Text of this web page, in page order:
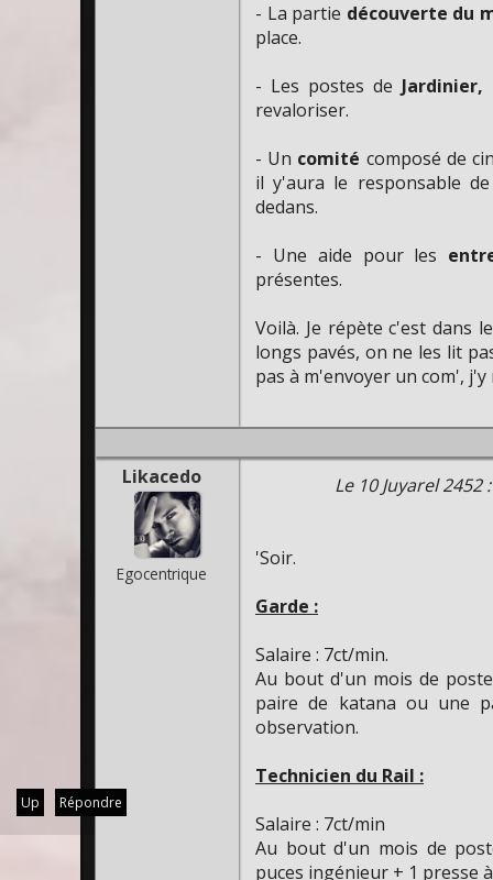
- La partie découverte du
place.
- Les postes de
revaloriser.
- Un comité composé de
il y'aura le responsable
dedans.
- Une aide pour les
présentes.
Voilà. Je répète c'est dans
longs pavés, on ne les lit
pas à m'envoyer un com',
Likacedo
Egocentrique
Le 10 Juyarel
'Soir.
Garde :
Salaire : 7ct/min.
Au bout d'un mois de
paire de katana ou une
observation.
Technicien du Rail :
Salaire : 7ct/min
Au bout d'un mois de
puces ingénieur + 1 presse
Répondre
Up